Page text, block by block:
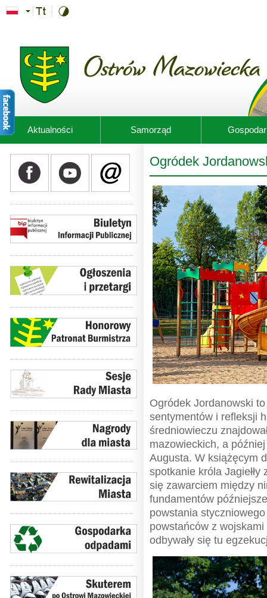
Przejdź do treści
Aktualności Samorząd
Ogródek
Ogródek Jordanowski
sentymentów i refleksji
średniowieczu
mazowieckich, a
Augusta. W książęcym
spotkanie króla
się zawarciem między
fundamentów
powstania
powstańców z
odbywały się tu